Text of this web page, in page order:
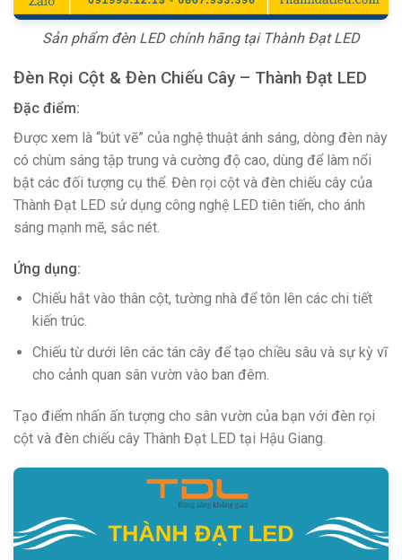
Sản phẩm đèn LED chính hãng tại Thành Đạt LED
Đèn Rọi Cột & Đèn Chiếu Cây – Thành Đạt LED
Đặc điểm:
Được xem là “bút vẽ” của nghệ thuật ánh sáng, dòng đèn này
có chùm sáng tập trung và cường độ cao, dùng để làm nổi
bật các đối tượng cụ thể. Đèn rọi cột và đèn chiếu cây của
Thành Đạt LED sử dụng công nghệ LED tiên tiến, cho ánh
sáng mạnh mẽ, sắc nét.
Ứng dụng:
Chiếu hắt vào thân cột, tường nhà để tôn lên các chi tiết
kiến trúc.
Chiếu từ dưới lên các tán cây để tạo chiều sâu và sự kỳ vĩ
cho cảnh quan sân vườn vào ban đêm.
Tạo điểm nhấn ấn tượng cho sân vườn của bạn với đèn rọi
cột và đèn chiếu cây Thành Đạt LED tại Hậu Giang.